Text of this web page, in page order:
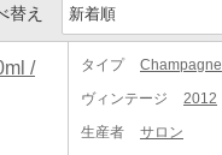
替え
/
タイプ
Champagne
ヴィンテージ
2012
生産者
サロン